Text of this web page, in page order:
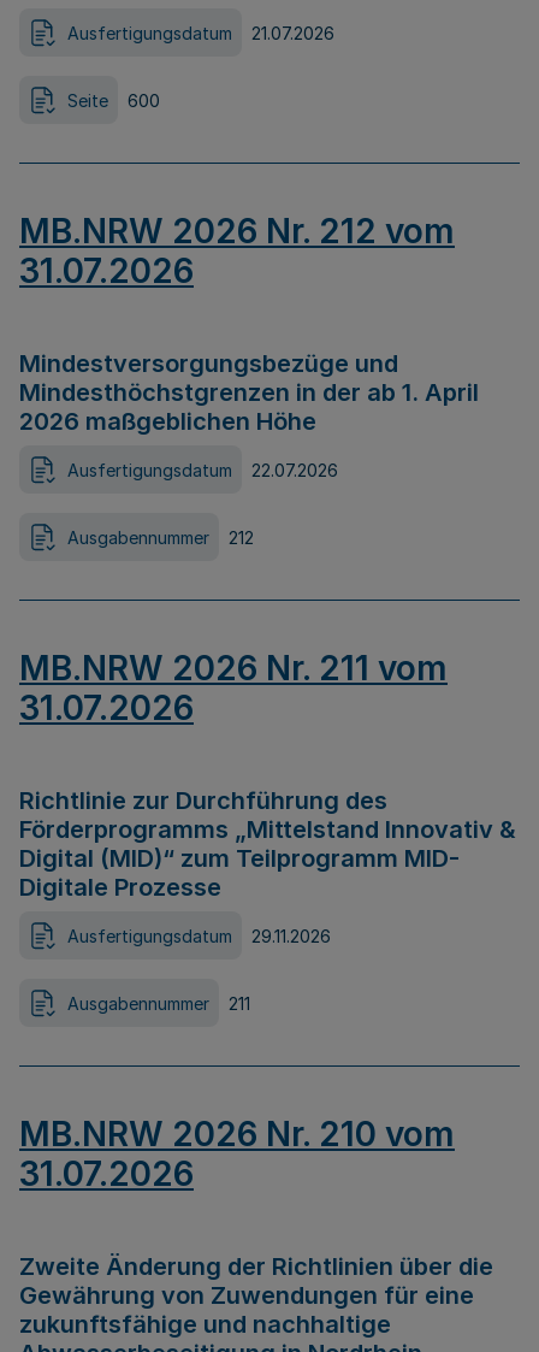
Ausfertigungsdatum 21.07.2026
Seite 600
MB.NRW 2026 Nr. 212 vom
31.07.2026
Mindestversorgungsbezüge und
Mindesthöchstgrenzen in der ab 1. April
2026 maßgeblichen Höhe
Ausfertigungsdatum 22.07.2026
Ausgabennummer 212
MB.NRW 2026 Nr. 211 vom
31.07.2026
Richtlinie zur Durchführung des
Förderprogramms „Mittelstand Innovativ &
Digital (MID)“ zum Teilprogramm MID-
Digitale Prozesse
Ausfertigungsdatum 29.11.2026
Ausgabennummer 211
MB.NRW 2026 Nr. 210 vom
31.07.2026
Zweite Änderung der Richtlinien über die
Gewährung von Zuwendungen für eine
zukunftsfähige und nachhaltige